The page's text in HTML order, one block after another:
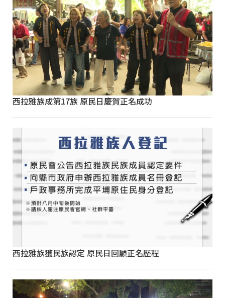
西拉雅族成第17族 原民日慶賀正名成功
西拉雅族獲民族認定 原民日回顧正名歷程